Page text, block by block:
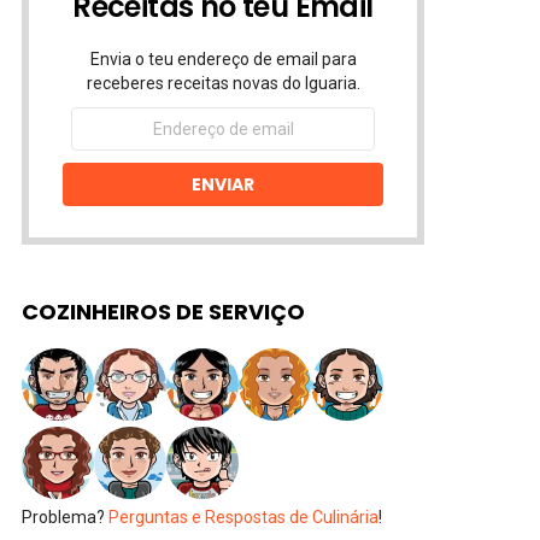
Envia o teu endereço de email para
receberes receitas novas do Iguaria.
Endereço
email
ENVIAR
COZINHEIROS DE SERVIÇO
Problema? Perguntas e Respostas de Culinária!